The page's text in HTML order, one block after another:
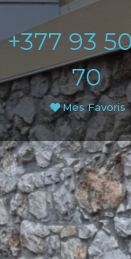
+377 93
70
Mes Favoris